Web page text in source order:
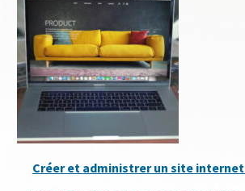
Créer et administrer un site internet